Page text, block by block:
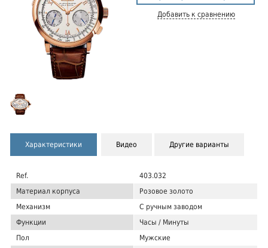
Добавить к сравнению
Характеристики Видео Другие варианты
Ref.
403.032
Материал корпуса
Розовое золото
Механизм
С ручным заводом
Функции
Часы / Минуты
Пол
Мужские